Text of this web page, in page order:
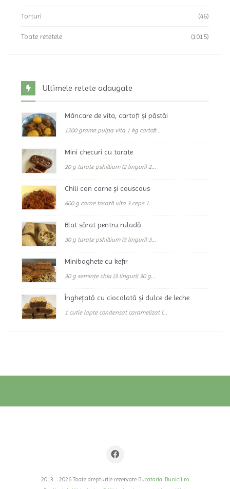
Torturi (46)
Toate retetele (1015)
Ultimele retete adaugate
Mâncare de vita, cartofi și păstăi
1200 grame pulpa vita 1 kg cartofi...
Mini checuri cu tarate
20 g tarate pshillium (2 linguri) 2...
Chili con carne și couscous
600 g carne tocată vita 3 cepe 1...
Blat sărat pentru ruladă
30 g tarate pshillium (3 linguri) 3...
Minibaghete cu kefir
30 g semințe chia (3 linguri) 30 g...
Înghețată cu ciocolată și dulce de leche
1 cutie lapte condensat caramelizat (...
2013 - 2026 Toate drepturile rezervate Bucataria-Bunicii.ro